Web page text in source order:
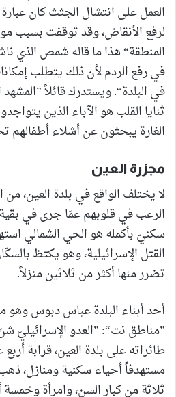
العمل على انتشال الجثث كان
لرفع الأنقاض، وقد توقفت بسبب
المنطقة“ هذا ما قاله شمص الذي
في رفع الردم لأن ذلك يتطلب
في البلدة“. ويستدرك قائلاً
ثنايا القلب هو الآباء الذين
الغارة يبحثون عن أشلاء أطفالهم
مجزرة العين
لا يختلف الواقع في بلدة العين،
الرعب في قلوبهم عمّا جرى في
سكنيّ بأكمله هو الحي الشمالي
تضرر منها أكثر من ثلاثين منزلاً.
أحد أبناء البلدة عباس دبوس وهو
”مناطق نت“: ”العدو الإسرائيليّ
طائراته على بلدة العين، قرابة
مستهدفاً أحياء سكنية ومنازل،
ثلاثة من كبار السن، وامرأة